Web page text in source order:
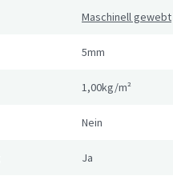
Maschinell gewebt
5mm
1,00kg/m²
Nein
Ja